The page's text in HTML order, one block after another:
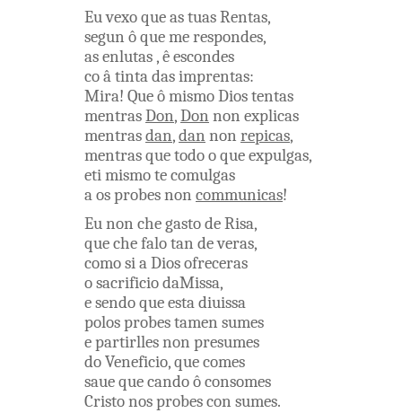
EuvexoqueastuasRentas,
segun ôquemerespondes,
asenlutas,êescondes
co âtintadasimprentas:
Mira! QueômismoDiostentas
mentrasDon,Don non explicas
mentrasdan,dan non repicas,
mentrasquetodooqueexpulgas,
etimismotecomulgas
a osprobesnon communicas!
Eunon chegastodeRisa,
quechefalotan deveras,
comosiaDiosofreceras
osacrificiodaMissa,
esendoqueestadiuissa
polosprobestamen sumes
epartirllesnon presumes
doVeneficio,quecomes
sauequecandoôconsomes
Cristonosprobescon sumes.